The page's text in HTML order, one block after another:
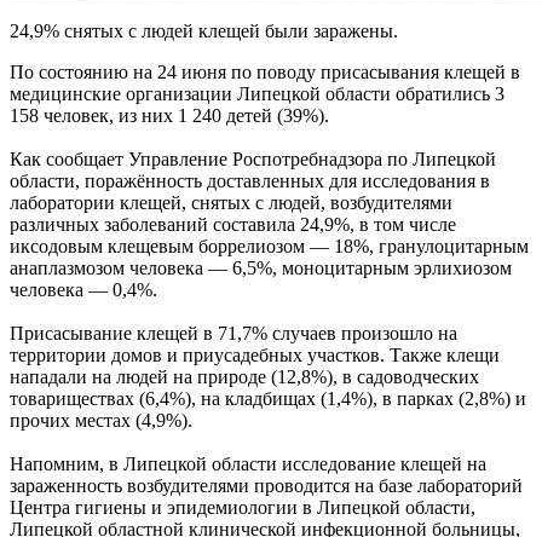
24,9% снятых с людей клещей были заражены.
По состоянию на 24 июня по поводу присасывания клещей в
медицинские организации Липецкой области обратились 3
158 человек, из них 1 240 детей (39%).
Как сообщает Управление Роспотребнадзора по Липецкой
области, поражённость доставленных для исследования в
лаборатории клещей, снятых с людей, возбудителями
различных заболеваний составила 24,9%, в том числе
иксодовым клещевым боррелиозом — 18%, гранулоцитарным
анаплазмозом человека — 6,5%, моноцитарным эрлихиозом
человека — 0,4%.
Присасывание клещей в 71,7% случаев произошло на
территории домов и приусадебных участков. Также клещи
нападали на людей на природе (12,8%), в садоводческих
товариществах (6,4%), на кладбищах (1,4%), в парках (2,8%) и
прочих местах (4,9%).
Напомним, в Липецкой области исследование клещей на
зараженность возбудителями проводится на базе лабораторий
Центра гигиены и эпидемиологии в Липецкой области,
Липецкой областной клинической инфекционной больницы,